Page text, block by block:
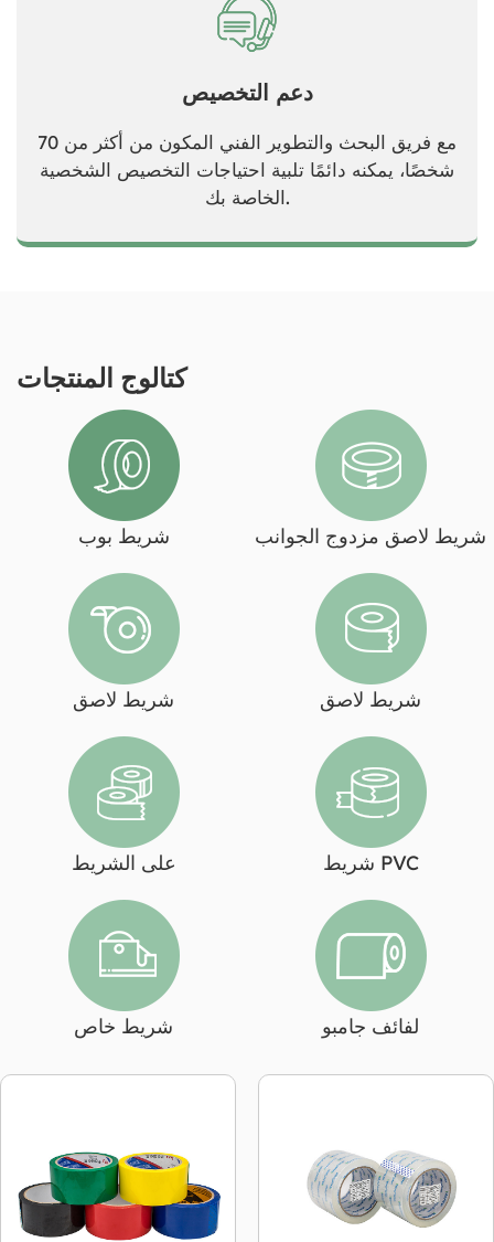
دعم التخصيص
مع فريق البحث والتطوير الفني المكون من أكثر من 70
شخصًا، يمكنه دائمًا تلبية احتياجات التخصيص الشخصية
الخاصة بك.
كتالوج المنتجات
شريط بوب شريط لاصق مزدوج الجوانب
شريط لاصق شريط لاصق
على الشريط شريط PVC
شريط خاص لفائف جامبو